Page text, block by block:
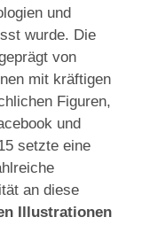
und
wurde. Die
von
mit kräftigen
Figuren,
und
setzte eine
an diese
Illustrationen